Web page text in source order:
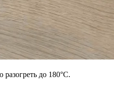
разогреть до 180°С.